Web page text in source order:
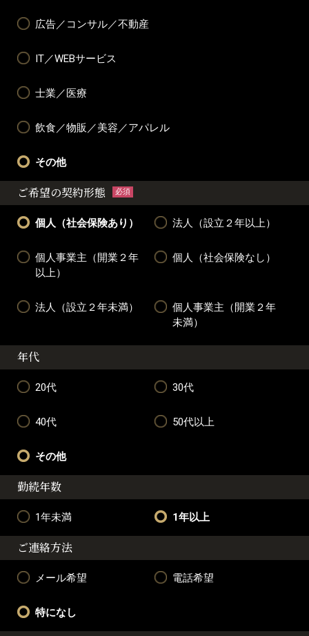
広告／コンサル／不動産
IT／WEBサービス
士業／医療
飲食／物販／美容／アパレル
その他
ご希望の契約形態 必須
個人（社会保険あり） 法人（設立２年以上）
個人事業主（開業２年
以上）
個人（社会保険なし）
法人（設立２年未満）
個人事業主（開業２年
未満）
年代
20代 30代
40代 50代以上
その他
勤続年数
1年未満 1年以上
ご連絡方法
メール希望 電話希望
特になし